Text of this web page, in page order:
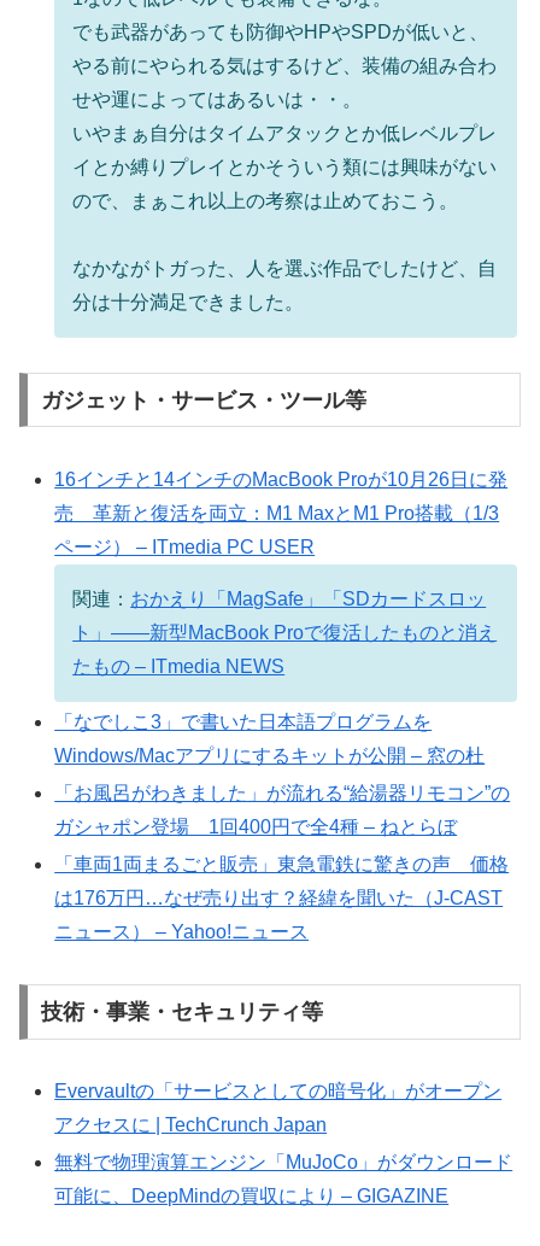
でも武器があっても防御やHPやSPDが低いと、
やる前にやられる気はするけど、装備の組み合わ
せや運によってはあるいは・・。
いやまぁ自分はタイムアタックとか低レベルプレ
イとか縛りプレイとかそういう類には興味がない
ので、まぁこれ以上の考察は止めておこう。
なかながトガった、人を選ぶ作品でしたけど、自
分は十分満足できました。
ガジェット・サービス・ツール等
16インチと14インチのMacBook Proが10月26日に発
売 革新と復活を両立：M1 MaxとM1 Pro搭載（1/3
ページ） – ITmedia PC USER
関連： おかえり「MagSafe」「SDカードスロッ
ト」――新型MacBook Proで復活したものと消え
たもの – ITmedia NEWS
「なでしこ3」で書いた日本語プログラムを
Windows/Macアプリにするキットが公開 – 窓の杜
「お風呂がわきました」が流れる“給湯器リモコン”の
ガシャポン登場 1回400円で全4種 – ねとらぼ
「車両1両まるごと販売」東急電鉄に驚きの声 価格
は176万円…なぜ売り出す？経緯を聞いた（J-CAST
ニュース） – Yahoo!ニュース
技術・事業・セキュリティ等
Evervaultの「サービスとしての暗号化」がオープン
アクセスに | TechCrunch Japan
無料で物理演算エンジン「MuJoCo」がダウンロード
可能に、DeepMindの買収により – GIGAZINE